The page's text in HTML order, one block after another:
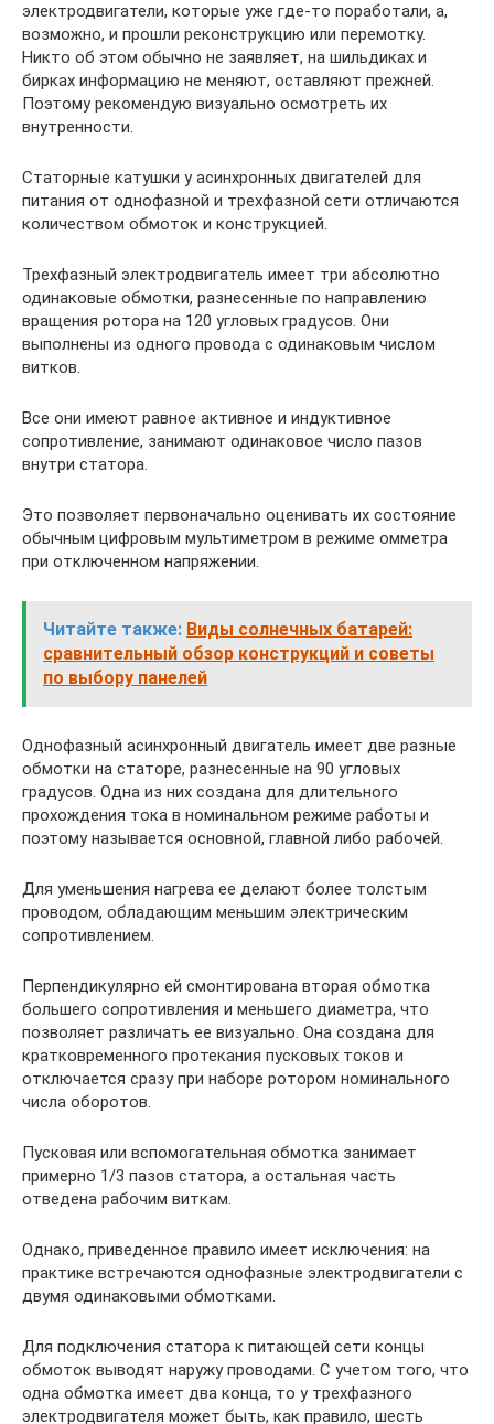
электродвигатели, которые уже где-то поработали, а,
возможно, и прошли реконструкцию или перемотку.
Никто об этом обычно не заявляет, на шильдиках и
бирках информацию не меняют, оставляют прежней.
Поэтому рекомендую визуально осмотреть их
внутренности.
Статорные катушки у асинхронных двигателей для
питания от однофазной и трехфазной сети отличаются
количеством обмоток и конструкцией.
Трехфазный электродвигатель имеет три абсолютно
одинаковые обмотки, разнесенные по направлению
вращения ротора на 120 угловых градусов. Они
выполнены из одного провода с одинаковым числом
витков.
Все они имеют равное активное и индуктивное
сопротивление, занимают одинаковое число пазов
внутри статора.
Это позволяет первоначально оценивать их состояние
обычным цифровым мультиметром в режиме омметра
при отключенном напряжении.
Читайте также: Виды солнечных батарей:
сравнительный обзор конструкций и советы
по выбору панелей
Однофазный асинхронный двигатель имеет две разные
обмотки на статоре, разнесенные на 90 угловых
градусов. Одна из них создана для длительного
прохождения тока в номинальном режиме работы и
поэтому называется основной, главной либо рабочей.
Для уменьшения нагрева ее делают более толстым
проводом, обладающим меньшим электрическим
сопротивлением.
Перпендикулярно ей смонтирована вторая обмотка
большего сопротивления и меньшего диаметра, что
позволяет различать ее визуально. Она создана для
кратковременного протекания пусковых токов и
отключается сразу при наборе ротором номинального
числа оборотов.
Пусковая или вспомогательная обмотка занимает
примерно 1/3 пазов статора, а остальная часть
отведена рабочим виткам.
Однако, приведенное правило имеет исключения: на
практике встречаются однофазные электродвигатели с
двумя одинаковыми обмотками.
Для подключения статора к питающей сети концы
обмоток выводят наружу проводами. С учетом того, что
одна обмотка имеет два конца, то у трехфазного
электродвигателя может быть, как правило, шесть